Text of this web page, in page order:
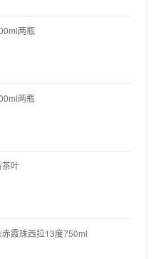
两瓶
两瓶
茶叶
霞珠西拉13度750ml